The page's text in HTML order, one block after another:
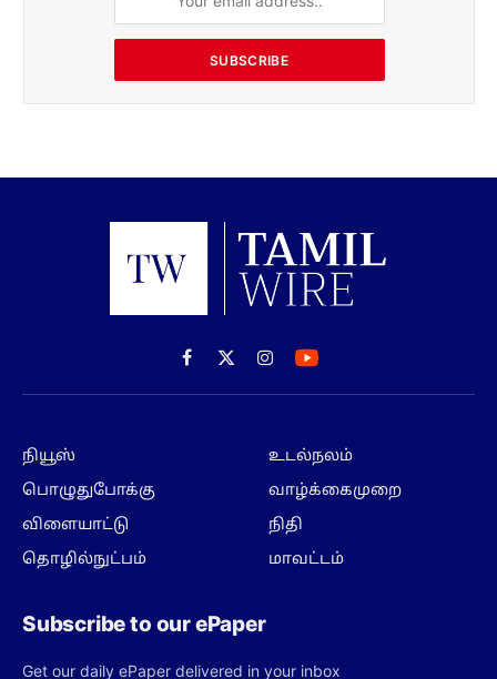
SUBSCRIBE
Facebook
X
(Twitter)
Instagram
நியூஸ்
பொழுதுபோக்கு
விளையாட்டு
தொழில்நுட்பம்
உடல்நலம்
வாழ்க்கைமுறை
நிதி
மாவட்டம்
Subscribe to our ePaper
Get our daily ePaper delivered in your inbox